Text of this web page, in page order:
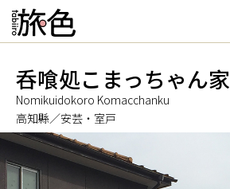
呑喰処こまっちゃん家
Nomikuidokoro Komacchanku
高知縣／安芸・室戸